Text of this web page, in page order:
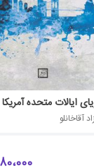
ایالات متحده آمریکا
آقاخانلو